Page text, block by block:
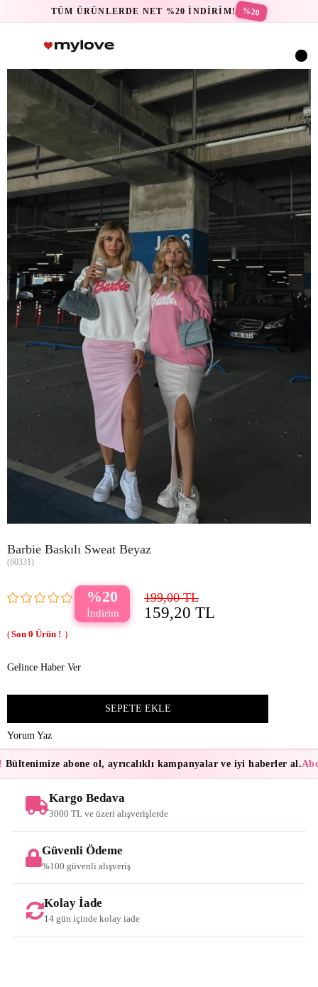
TÜM ÜRÜNLERDE NET %20 İNDİRİM! %20
Barbie Baskılı Sweat Beyaz
(60331)
20 199,00 TL
159,20 TL
0
Gelince Haber Ver
Yorum Yaz
Bültenimize abone ol, ayrıcalıklı kampanyalar ve iyi haberler al.
Kargo Bedava
3000 TL ve üzeri alışverişlerde
Güvenli Ödeme
%100 güvenli alışveriş
Kolay İade
14 gün içinde kolay iade